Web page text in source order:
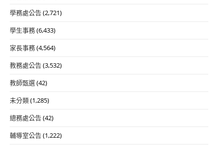
學務處公告(2,721)
學生事務(6,433)
家長事務(4,564)
教務處公告(3,532)
教師甄選(42)
未分類(1,285)
總務處公告(42)
輔導室公告(1,222)